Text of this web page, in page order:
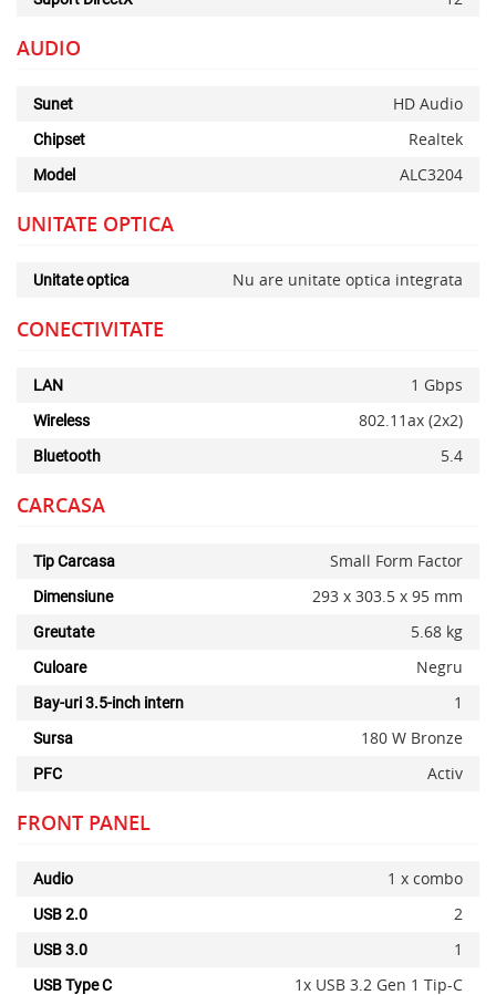
AUDIO
Sunet HD Audio
Chipset Realtek
Model ALC3204
UNITATE OPTICA
Unitate optica Nu are unitate optica integrata
CONECTIVITATE
LAN 1 Gbps
Wireless 802.11ax (2x2)
Bluetooth 5.4
CARCASA
Tip Carcasa Small Form Factor
Dimensiune 293 x 303.5 x 95 mm
Greutate 5.68 kg
Culoare Negru
Bay-uri 3.5-inch intern 1
Sursa 180 W Bronze
PFC Activ
FRONT PANEL
Audio 1 x combo
USB 2.0 2
USB 3.0 1
USB Type C 1x USB 3.2 Gen 1 Tip-C